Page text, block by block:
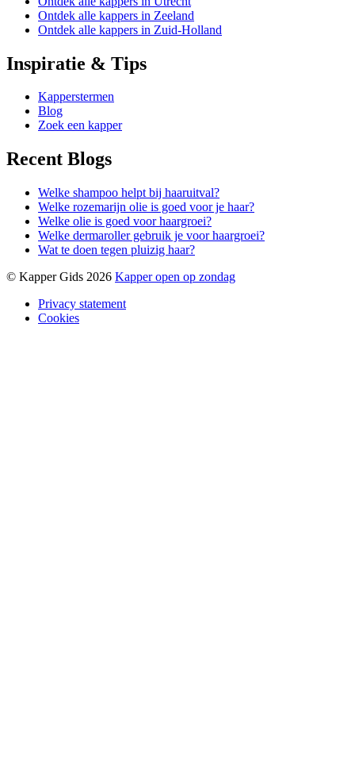
Ontdek alle kappers in Zeeland
Ontdek alle kappers in Zuid-Holland
Inspiratie & Tips
Kapperstermen
Blog
Zoek een kapper
Recent Blogs
Welke shampoo helpt bij haaruitval?
Welke rozemarijn olie is goed voor je haar?
Welke olie is goed voor haargroei?
Welke dermaroller gebruik je voor haargroei?
Wat te doen tegen pluizig haar?
© Kapper Gids 2026 Kapper open op zondag
Privacy statement
Cookies